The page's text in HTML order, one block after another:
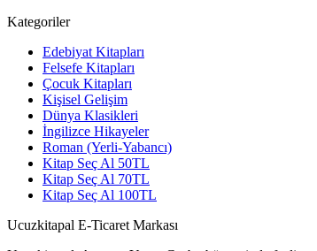
Kategoriler
Edebiyat Kitapları
Felsefe Kitapları
Çocuk Kitapları
Kişisel Gelişim
Dünya Klasikleri
İngilizce Hikayeler
Roman (Yerli-Yabancı)
Kitap Seç Al 50TL
Kitap Seç Al 70TL
Kitap Seç Al 100TL
Ucuzkitapal E-Ticaret Markası